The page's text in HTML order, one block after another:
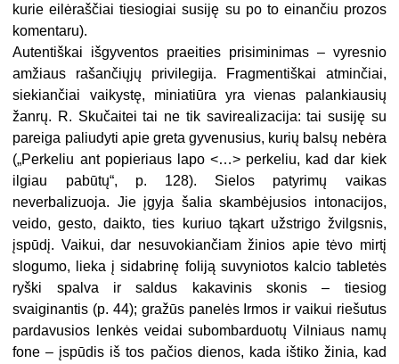
kurie eilėraščiai tiesiogiai susiję su po to einančiu prozos
komentaru).
Autentiškai išgyventos praeities prisiminimas – vyresnio
amžiaus rašančiųjų privilegija. Fragmentiškai atminčiai,
siekiančiai vaikystę, miniatiūra yra vienas palankiausių
žanrų. R. Skučaitei tai ne tik savirealizacija: tai susiję su
pareiga paliudyti apie greta gyvenusius, kurių balsų nebėra
(„Perkeliu ant popieriaus lapo <…> perkeliu, kad dar kiek
ilgiau pabūtų“, p. 128). Sielos patyrimų vaikas
neverbalizuoja. Jie įgyja šalia skambėjusios intonacijos,
veido, gesto, daikto, ties kuriuo tąkart užstrigo žvilgsnis,
įspūdį. Vaikui, dar nesuvokiančiam žinios apie tėvo mirtį
slogumo, lieka į sidabrinę foliją suvyniotos kalcio tabletės
ryški spalva ir saldus kakavinis skonis – tiesiog
svaiginantis (p. 44); gražūs panelės Irmos ir vaikui riešutus
pardavusios lenkės veidai subombarduotų Vilniaus namų
fone – įspūdis iš tos pačios dienos, kada ištiko žinia, kad